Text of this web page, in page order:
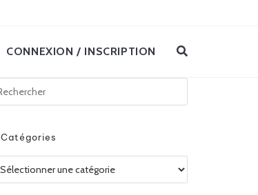
CONNEXION / INSCRIPTION
Catégories